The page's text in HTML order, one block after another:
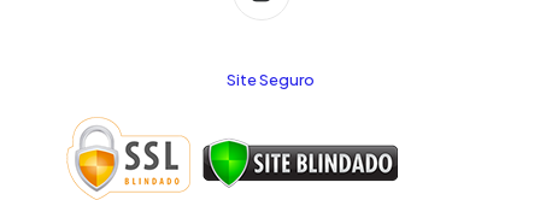
Site Seguro